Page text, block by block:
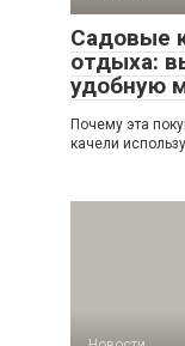
Садовые
отдыха:
удобную
Почему эта
качели